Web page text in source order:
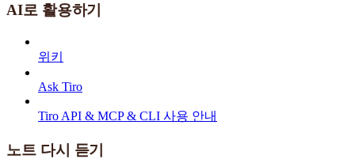
AI로 활용하기
위키
Ask Tiro
Tiro API & MCP & CLI 사용 안내
노트 다시 듣기